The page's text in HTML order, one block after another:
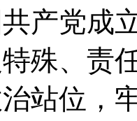
产党成
殊、责
站位，